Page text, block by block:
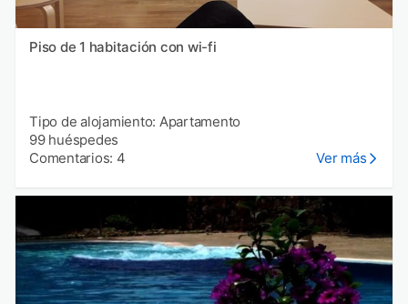
Piso de 1 habitación con wi-fi
Tipo de alojamiento: Apartamento
99 huéspedes
Comentarios: 4
Ver más